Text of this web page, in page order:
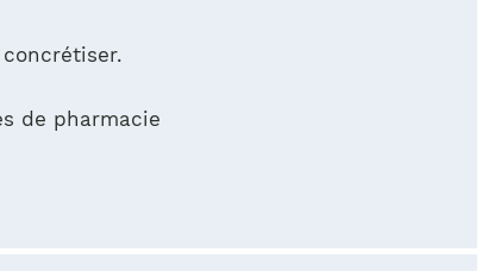
de pharmacie